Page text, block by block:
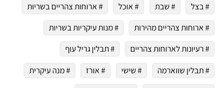
# בצל
# שבת # אוכל
# ארוחות צהריים בשריות
# ארוחות צהריים מהירות
# מנות עיקריות בשריות
# רעיונות לארוחות צהריים
# תבלין גריל עוף
# תבלין שווארמה
# שישי # אורז
# מנה עיקרית